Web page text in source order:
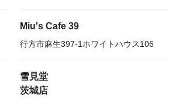
Miu's Cafe 39
行方市麻生397-1ホワイトハウス106
雪見堂
茨城店